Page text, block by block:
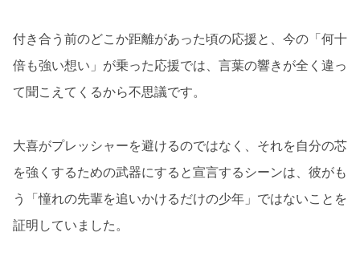
付き合う前のどこか距離があった頃の応援と、今の「何十
倍も強い想い」が乗った応援では、言葉の響きが全く違っ
て聞こえてくるから不思議です。
大喜がプレッシャーを避けるのではなく、それを自分の芯
を強くするための武器にすると宣言するシーンは、彼がも
う「憧れの先輩を追いかけるだけの少年」ではないことを
証明していました。